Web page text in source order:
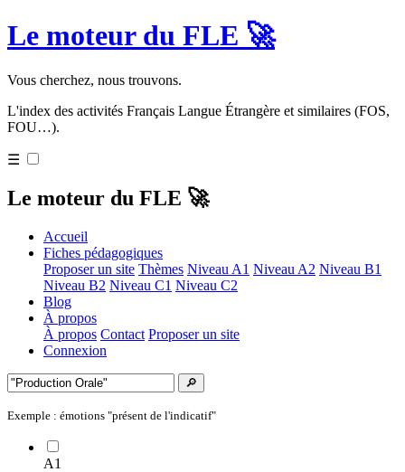
Le moteur du FLE 🚀
Vous cherchez, nous trouvons.
L'index des activités Français Langue Étrangère et similaires (FOS,
FOU…).
☰
Le moteur du FLE 🚀
Accueil
Fiches pédagogiques
Proposer un site Thèmes Niveau A1 Niveau A2 Niveau B1
Niveau B2 Niveau C1 Niveau C2
Blog
À propos
À propos Contact Proposer un site
Connexion
🔎
Exemple : émotions "présent de l'indicatif"
A1